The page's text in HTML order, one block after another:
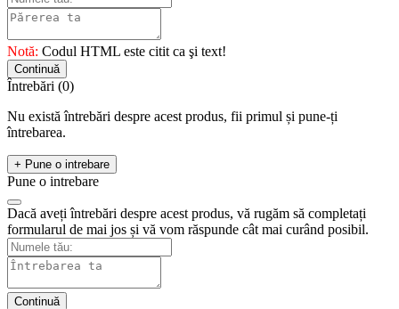
Notă: Codul HTML este citit ca şi text!
Continuă
Întrebări (0)
Nu există întrebări despre acest produs, fii primul și pune-ți
întrebarea.
+ Pune o intrebare
Pune o intrebare
Dacă aveți întrebări despre acest produs, vă rugăm să completați
formularul de mai jos și vă vom răspunde cât mai curând posibil.
Continuă